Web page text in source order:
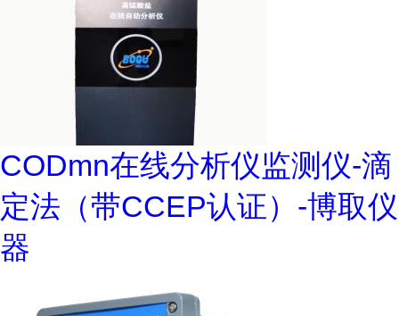
CODmn在线分析仪监测仪-滴
定法（带CCEP认证）-博取仪
器